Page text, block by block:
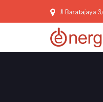
Jl Baratajaya